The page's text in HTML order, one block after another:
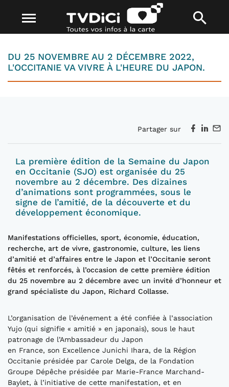
DU 25 NOVEMBRE AU 2 DÉCEMBRE 2022,
L'OCCITANIE VA VIVRE À L'HEURE DU JAPON.
Partager sur
La première édition de la Semaine du Japon
en Occitanie (SJO) est organisée du 25
novembre au 2 décembre. Des dizaines
d’animations sont programmées, sous le
signe de l’amitié, de la découverte et du
développement économique.
Manifestations officielles, sport, économie, éducation,
recherche, art de vivre, gastronomie, culture, les liens
d’amitié et d’affaires entre le Japon et l’Occitanie seront
fêtés et renforcés, à l’occasion de cette première édition
du 25 novembre au 2 décembre avec un invité d’honneur et
grand spécialiste du Japon, Richard Collasse.
L’organisation de l’événement a été confiée à l’association
Yujo (qui signifie « amitié » en japonais), sous le haut
patronage de l’Ambassadeur du Japon
en France, son Excellence Junichi Ihara, de la Région
Occitanie présidée par Carole Delga, de la Fondation
Groupe Dépêche présidée par Marie-France Marchand-
Baylet, à l’initiative de cette manifestation, et en